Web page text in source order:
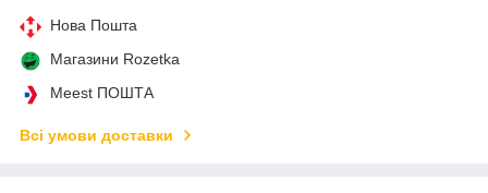
Нова Пошта
Магазини Rozetka
Meest ПОШТА
Всі умови доставки